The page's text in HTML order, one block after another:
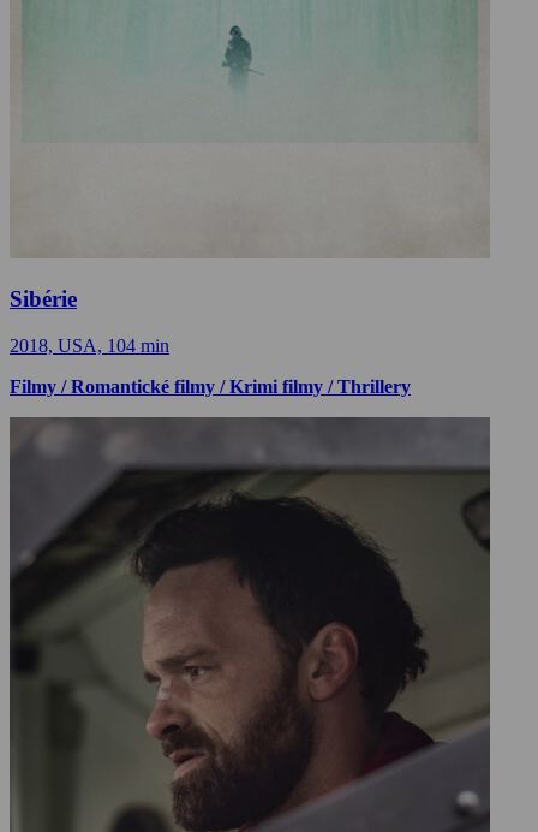
Sibérie
2018, USA, 104 min
Filmy / Romantické filmy / Krimi filmy / Thrillery